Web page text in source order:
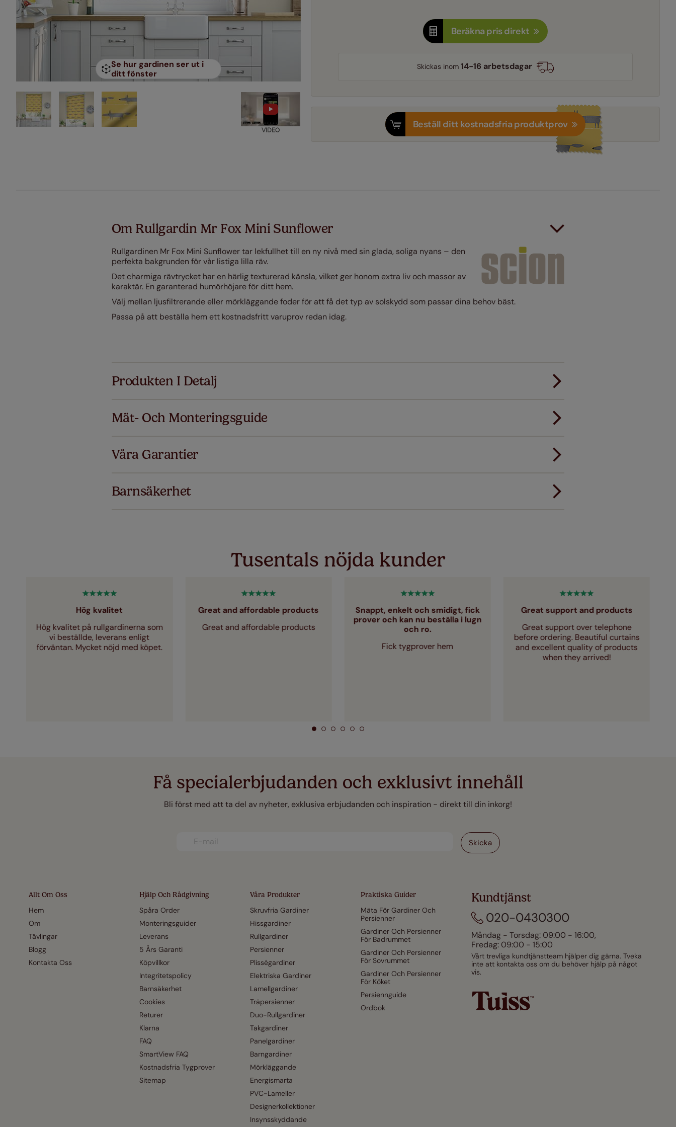
Se hur gardinen ser ut i
ditt fönster
VIDEO
Beräkna pris direkt
Skickas inom 14-16 arbetsdagar
Beställ ditt kostnadsfria produktprov
Om Rullgardin Mr Fox Mini Sunflower
Rullgardinen Mr Fox Mini Sunflower tar lekfullhet till en ny nivå med sin glada, soliga nyans – den
perfekta bakgrunden för vår listiga lilla räv.
Det charmiga rävtrycket har en härlig texturerad känsla, vilket ger honom extra liv och massor av
karaktär. En garanterad humörhöjare för ditt hem.
Välj mellan ljusfiltrerande eller mörkläggande foder för att få det typ av solskydd som passar dina behov bäst.
Passa på att beställa hem ett kostnadsfritt varuprov redan idag.
Produkten I Detalj
Mät- Och Monteringsguide
Våra Garantier
Just a few simple T&Cs apply - you can check them out
Barnsäkerhet
Tusentals nöjda kunder
Hög kvalitet
Hög kvalitet på rullgardinerna som
vi beställde, leverans enligt
förväntan. Mycket nöjd med köpet.
Great and affordable products
Great and affordable products
Snappt, enkelt och smidigt, fick
prover och kan nu beställa i lugn
och ro.
Fick tygprover hem
Great support and products
Great support over telephone
before ordering. Beautiful curtains
and excellent quality of products
when they arrived!
Få specialerbjudanden och exklusivt innehåll
Bli först med att ta del av nyheter, exklusiva erbjudanden och inspiration - direkt till din inkorg!
Allt Om Oss
Hem
Om
Tävlingar
Blogg
Kontakta Oss
Hjälp Och Rådgivning
Spåra Order
Monteringsguider
Leverans
5 Års Garanti
Köpvillkor
Integritetspolicy
Barnsäkerhet
Cookies
Returer
Klarna
FAQ
SmartView FAQ
Kostnadsfria Tygprover
Sitemap
Våra Produkter
Skruvfria Gardiner
Hissgardiner
Rullgardiner
Persienner
Plisségardiner
Elektriska Gardiner
Lamellgardiner
Träpersienner
Duo-Rullgardiner
Takgardiner
Panelgardiner
Barngardiner
Mörkläggande
Energismarta
PVC-Lameller
Designerkollektioner
Insynsskyddande
Praktiska Guider
Mäta För Gardiner Och
Persienner
Gardiner Och Persienner
För Badrummet
Gardiner Och Persienner
För Sovrummet
Gardiner Och Persienner
För Köket
Persiennguide
Ordbok
Kundtjänst
020-0430300
Måndag - Torsdag: 09:00 - 16:00,
Fredag: 09:00 - 15:00
Vårt trevliga kundtjänstteam hjälper dig gärna. Tveka
inte att kontakta oss om du behöver hjälp på något
vis.